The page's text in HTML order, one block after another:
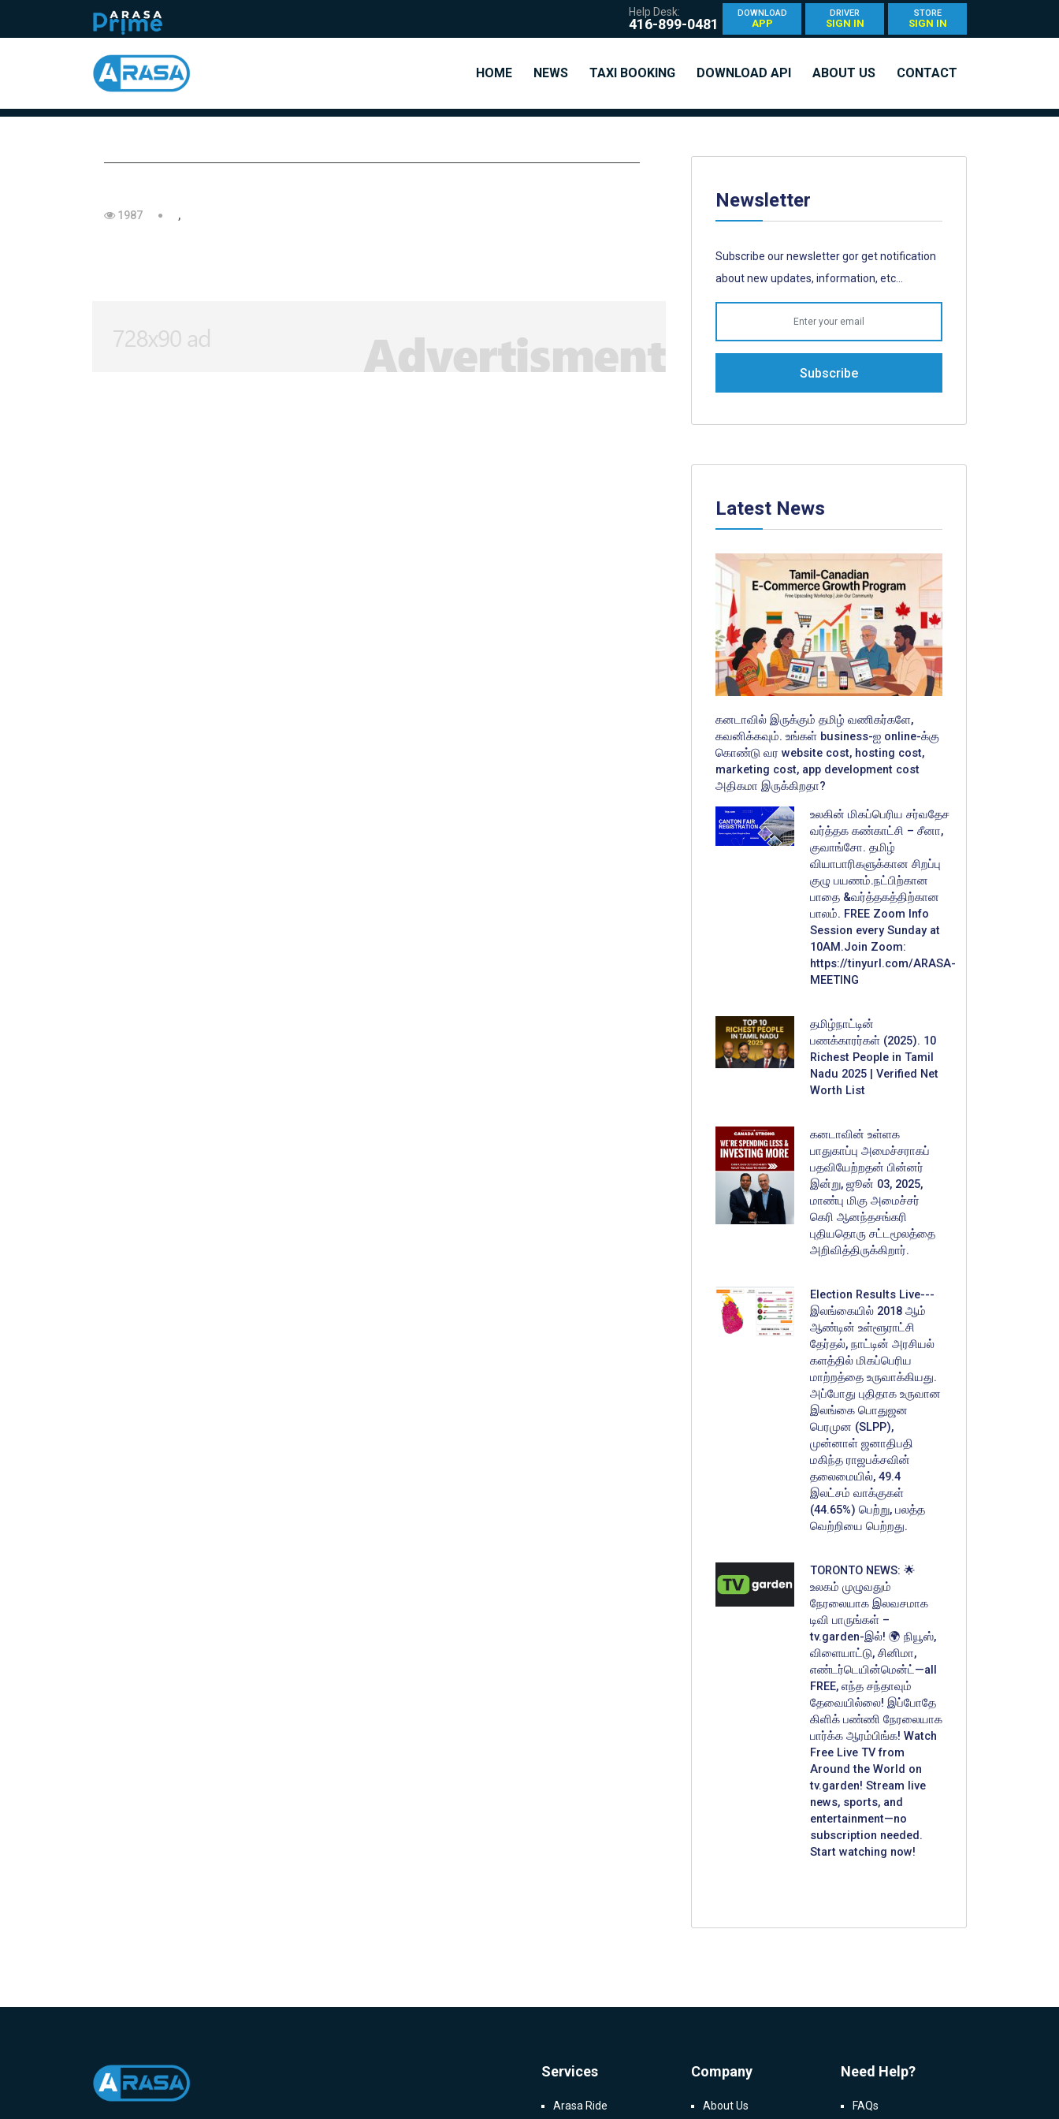
Help Desk:
416-899-0481
DOWNLOAD
APP
DRIVER
SIGN IN
STORE
SIGN IN
HOME NEWS TAXI BOOKING DOWNLOAD API ABOUT US CONTACT
1987 ,
Newsletter
Subscribe our newsletter gor get notification
about new updates, information, etc...
Subscribe
Latest News
கனடாவில் இருக்கும் தமிழ் வணிகர்களே,
கவனிக்கவும். உங்கள் business-ஐ online-க்கு
கொண்டு வர website cost, hosting cost,
marketing cost, app development cost
அதிகமா இருக்கிறதா?
உலகின் மிகப்பெரிய சர்வதேச
வர்த்தக கண்காட்சி – சீனா,
குவாங்சோ. தமிழ்
வியாபாரிகளுக்கான சிறப்பு
குழு பயணம்.நட்பிற்கான
பாதை &வர்த்தகத்திற்கான
பாலம். FREE Zoom Info
Session every Sunday at
10AM.Join Zoom:
https://tinyurl.com/ARASA-
MEETING
தமிழ்நாட்டின்
பணக்காரர்கள் (2025). 10
Richest People in Tamil
Nadu 2025 | Verified Net
Worth List
கனடாவின் உள்ளக
பாதுகாப்பு அமைச்சராகப்
பதவியேற்றதன் பின்னர்
இன்று, ஜூன் 03, 2025,
மாண்பு மிகு அமைச்சர்
கெரி ஆனந்தசங்கரி
புதியதொரு சட்டமூலத்தை
அறிவித்திருக்கிறார்.
Election Results Live---
இலங்கையில் 2018 ஆம்
ஆண்டின் உள்ளூராட்சி
தேர்தல், நாட்டின் அரசியல்
களத்தில் மிகப்பெரிய
மாற்றத்தை உருவாக்கியது.
அப்போது புதிதாக உருவான
இலங்கை பொதுஜன
பெரமுன (SLPP),
முன்னாள் ஜனாதிபதி
மகிந்த ராஜபக்சவின்
தலைமையில், 49.4
இலட்சம் வாக்குகள்
(44.65%) பெற்று, பலத்த
வெற்றியை பெற்றது.
TORONTO NEWS: 🌟
உலகம் முழுவதும்
நேரலையாக இலவசமாக
டிவி பாருங்கள் –
tv.garden-இல்! 🌍 நியூஸ்,
விளையாட்டு, சினிமா,
எண்டர்டெயின்மென்ட்—all
FREE, எந்த சந்தாவும்
தேவையில்லை! இப்போதே
கிளிக் பண்ணி நேரலையாக
பார்க்க ஆரம்பிங்க! Watch
Free Live TV from
Around the World on
tv.garden! Stream live
news, sports, and
entertainment—no
subscription needed.
Start watching now!
Services
Arasa Ride
Company
About Us
Need Help?
FAQs